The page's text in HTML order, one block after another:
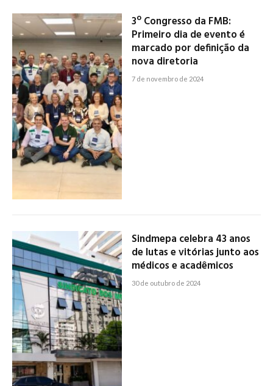
3º Congresso da FMB:
Primeiro dia de evento é
marcado por definição da
nova diretoria
7 de novembro de 2024
Sindmepa celebra 43 anos
de lutas e vitórias junto aos
médicos e acadêmicos
30 de outubro de 2024